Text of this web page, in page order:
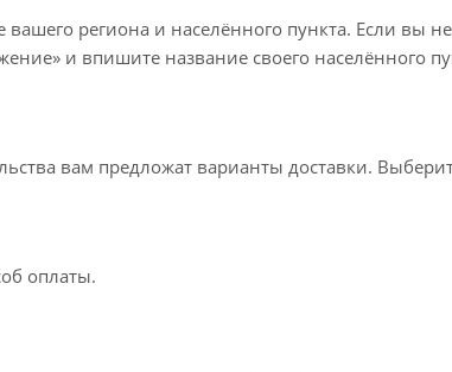
вашего региона и населённого пункта. Если вы
и впишите название своего населённого
вам предложат варианты доставки.
оплаты.